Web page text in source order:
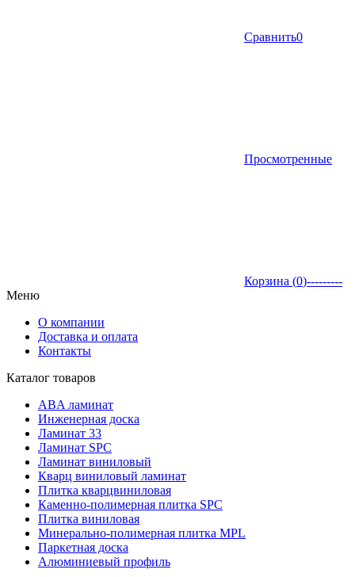
Сравнить0
Просмотренные
Корзина (0)---------
Меню
О компании
Доставка и оплата
Контакты
Каталог товаров
ABA ламинат
Инженерная доска
Ламинат 33
Ламинат SPC
Ламинат виниловый
Кварц виниловый ламинат
Плитка кварцвиниловая
Каменно-полимерная плитка SPC
Плитка виниловая
Минерально-полимерная плитка MPL
Паркетная доска
Алюминиевый профиль